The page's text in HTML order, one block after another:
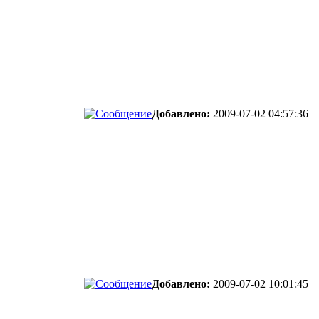
Добавлено: 2009-07-02 04:57:36
Добавлено: 2009-07-02 10:01:45